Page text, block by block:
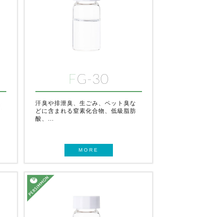
FG-30
汗臭や排泄臭、生ごみ、ペット臭な
どに含まれる窒素化合物、低級脂肪
酸、...
MORE